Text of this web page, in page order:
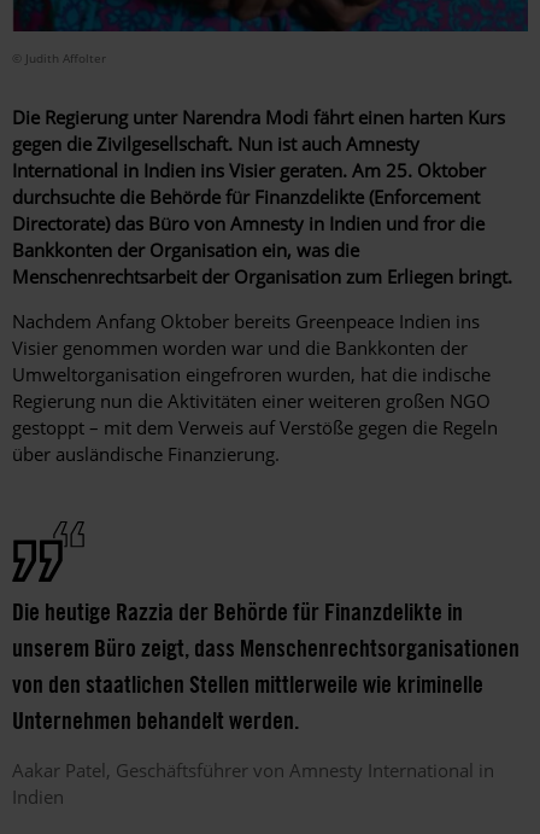
© Judith Affolter
Die Regierung unter Narendra Modi fährt einen harten Kurs
gegen die Zivilgesellschaft. Nun ist auch Amnesty
International in Indien ins Visier geraten. Am 25. Oktober
durchsuchte die Behörde für Finanzdelikte (Enforcement
Directorate) das Büro von Amnesty in Indien und fror die
Bankkonten der Organisation ein, was die
Menschenrechtsarbeit der Organisation zum Erliegen bringt.
Nachdem Anfang Oktober bereits Greenpeace Indien ins
Visier genommen worden war und die Bankkonten der
Umweltorganisation eingefroren wurden, hat die indische
Regierung nun die Aktivitäten einer weiteren großen NGO
gestoppt – mit dem Verweis auf Verstöße gegen die Regeln
über ausländische Finanzierung.
Die heutige Razzia der Behörde für Finanzdelikte in
unserem Büro zeigt, dass Menschenrechtsorganisationen
von den staatlichen Stellen mittlerweile wie kriminelle
Unternehmen behandelt werden.
Aakar Patel Geschäftsführer von Amnesty International in
Indien